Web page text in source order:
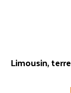
Limousin, terre